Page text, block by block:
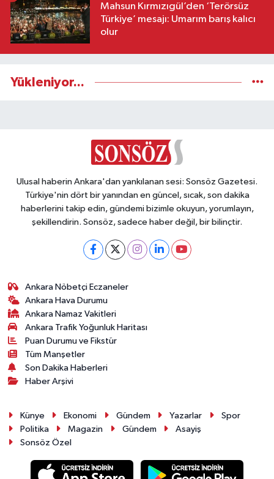
Mahsun Kırmızıgül’den ‘Terörsüz
Türkiye’ mesajı: Umarım barış kalıcı
olur
Yükleniyor...
Ulusal haberin Ankara'dan yankılanan sesi: Sonsöz Gazetesi.
Türkiye'nin dört bir yanından en güncel, sıcak, son dakika
haberlerini takip edin, gündemi bizimle okuyun, yorumlayın,
şekillendirin. Sonsöz, sadece haber değil, bir bilinçtir.
Ankara Nöbetçi Eczaneler
Ankara Hava Durumu
Ankara Namaz Vakitleri
Ankara Trafik Yoğunluk Haritası
Puan Durumu ve Fikstür
Tüm Manşetler
Son Dakika Haberleri
Haber Arşivi
Künye Ekonomi Gündem Yazarlar
Spor
Politika
Magazin Gündem
Asayiş
Sonsöz Özel